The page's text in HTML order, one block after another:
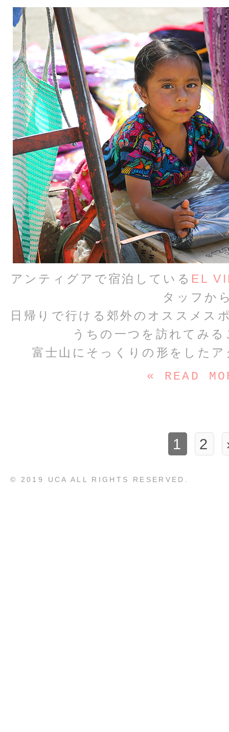
アンティグアで宿泊している EL
タッフか
日帰りで行ける郊外のオススメス
うちの一つを訪れてみ
富士山にそっくりの形をした
« READ
1 2
© 2019 UCA ALL RIGHTS RESERVED.